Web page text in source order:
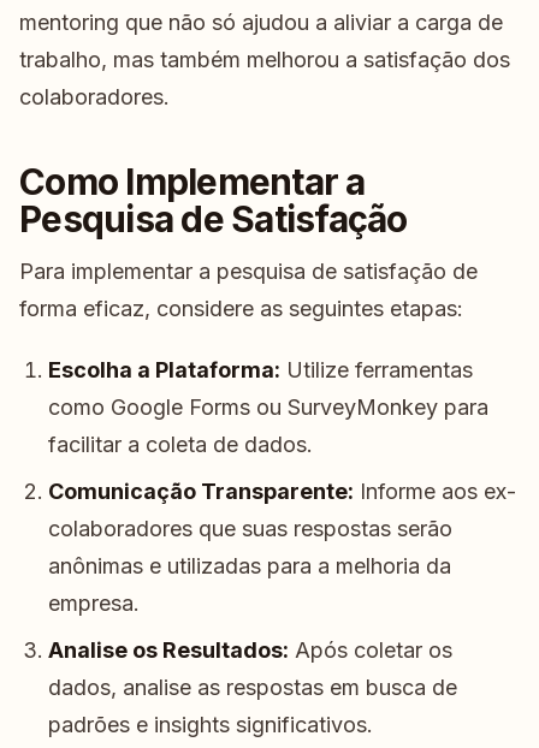
mentoring que não só ajudou a aliviar a carga de
trabalho, mas também melhorou a satisfação dos
colaboradores.
Como Implementar a
Pesquisa de Satisfação
Para implementar a pesquisa de satisfação de
forma eficaz, considere as seguintes etapas:
Escolha a Plataforma: Utilize ferramentas
como Google Forms ou SurveyMonkey para
facilitar a coleta de dados.
Comunicação Transparente: Informe aos ex-
colaboradores que suas respostas serão
anônimas e utilizadas para a melhoria da
empresa.
Analise os Resultados: Após coletar os
dados, analise as respostas em busca de
padrões e insights significativos.